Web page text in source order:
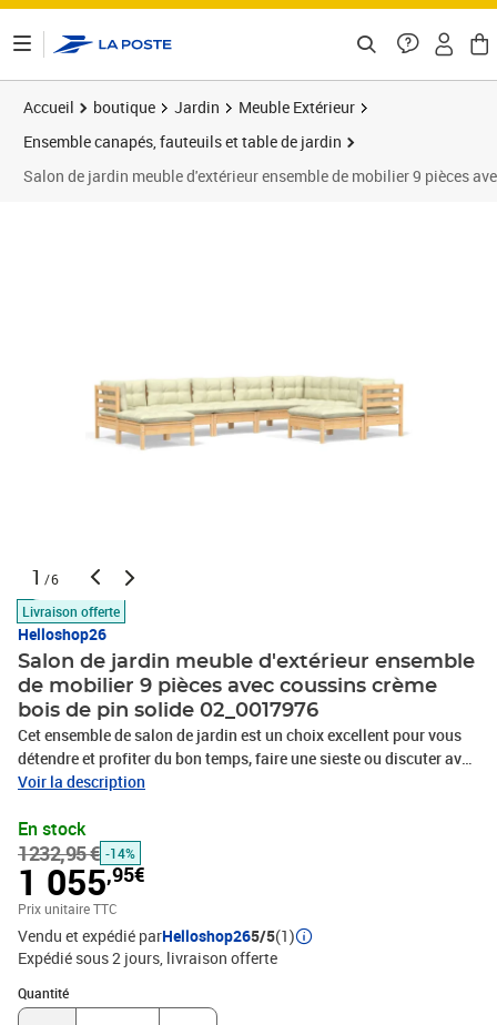
Accueil boutique Jardin
Meuble Extérieur
Ensemble canapés, fauteuils et table de jardin
Salon de jardin meuble d'extérieur ensemble de mobilier 9 pièces
1 /6
Livraison offerte
Helloshop26
Salon de jardin meuble d'extérieur ensemble
de mobilier 9 pièces avec coussins crème
bois de pin solide 02_0017976
Cet ensemble de salon de jardin est un choix excellent pour vous
détendre et profiter du bon temps, faire une sieste ou discuter avec
votre famille ou vos amis. Le salon de patio est fabriqué en bois de
un confort supplémentaire. Vous pouvez le combiner avec d’autres
segments modulaires pour créer vos propres configurations de
salon de jardin !Remarque: Afin de prolonger la durée de vie de vos
meubles d'extérieur, nous vous recommandons de les nettoyer
régulièrement et de ne pas les laisser à l'extérieur sans protection
inutilement.Nettoyage: Utiliser une solution savonneuse
douceStockage: Si possible, stockez dans un endroit frais et sec à
l'intérieur. Si le produit est stocké à l'extérieur, protégez-le avec une
housse imperméable. Essuyez et séchez l'excès d'eau ou de neige
Voir la description
En stock
1232,95 € -14%
1 055,95€
Prix unitaire TTC
Vendu et expédié parHelloshop265/5(1)
Expédié sous 2 jours livraison offerte
Quantité
Quantité : 1